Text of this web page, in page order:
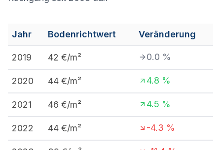
Jahr Bodenrichtwert Veränderung
2019 42 €/m² 0.0 %
2020 44 €/m² 4.8 %
2021 46 €/m² 4.5 %
2022 44 €/m² -4.3 %